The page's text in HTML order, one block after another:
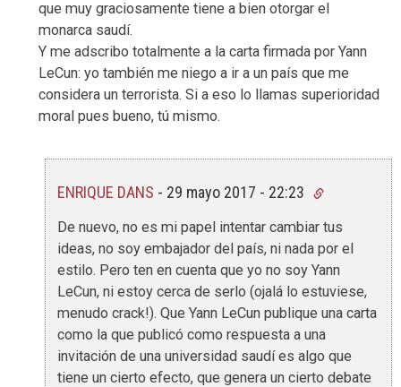
que muy graciosamente tiene a bien otorgar el
monarca saudí.
Y me adscribo totalmente a la carta firmada por Yann
LeCun: yo también me niego a ir a un país que me
considera un terrorista. Si a eso lo llamas superioridad
moral pues bueno, tú mismo.
ENRIQUE DANS - 29 mayo 2017 - 22:23
De nuevo, no es mi papel intentar cambiar tus
ideas, no soy embajador del país, ni nada por el
estilo. Pero ten en cuenta que yo no soy Yann
LeCun, ni estoy cerca de serlo (ojalá lo estuviese,
menudo crack!). Que Yann LeCun publique una carta
como la que publicó como respuesta a una
invitación de una universidad saudí es algo que
tiene un cierto efecto, que genera un cierto debate